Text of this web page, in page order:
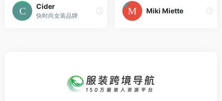
Cider
快时尚女装品牌
Miki Miette